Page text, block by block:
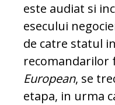
este audiat si
esecului
de catre statul
recomandarilor
European, se
etapa, in urma